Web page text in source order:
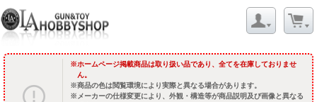
ホームページ掲載商品は取り扱い品であり、全てを在庫しておりませ
ん。
商品の色は閲覧環境により実際と異なる場合があります。
メーカーの仕様変更により、外観・構造等が商品説明及び画像と異なる